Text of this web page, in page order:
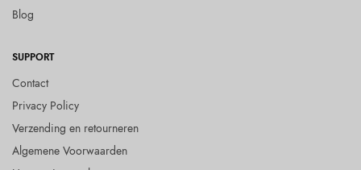
Blog
SUPPORT
Contact
Privacy Policy
Verzending en retourneren
Algemene Voorwaarden